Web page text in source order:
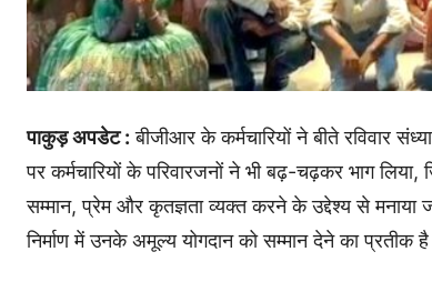
पाकुड़ अपडेट : बीजीआर के कर्मचारियों ने बीते रविवार
पर कर्मचारियों के परिवारजनों ने भी बढ़-चढ़कर भाग
सम्मान, प्रेम और कृतज्ञता व्यक्त करने के उद्देश्य से
निर्माण में उनके अमूल्य योगदान को सम्मान देने का प्रतीक